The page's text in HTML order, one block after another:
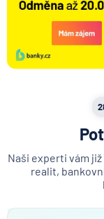
Úvěr ze
Aukce
Dražba
Naši experti vám
realit,